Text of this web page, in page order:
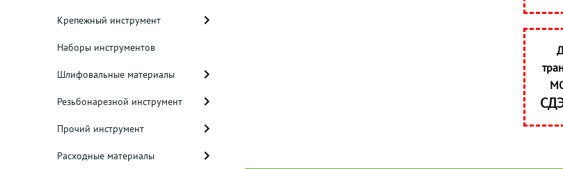
Крепежный инструмент
Наборы инструментов
Шлифовальные материалы
Резьбонарезной инструмент
Прочий инструмент
Расходные материалы